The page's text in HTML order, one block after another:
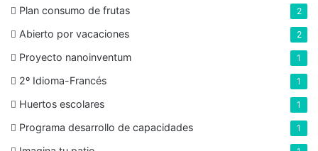
Plan consumo de frutas 2
Abierto por vacaciones 2
Proyecto nanoinventum 1
2º Idioma-Francés 1
Huertos escolares 1
Programa desarrollo de capacidades 1